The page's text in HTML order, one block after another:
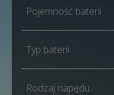
Pojemność baterii
Typ baterii
Rodzaj napędu